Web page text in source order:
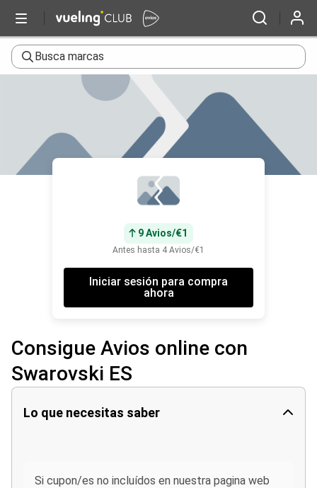
Busca marcas
9 Avios/€1
Antes hasta 4 Avios/€1
Iniciar sesión para compra
ahora
Consigue Avios online con
Swarovski ES
Lo que necesitas saber
Si cupon/es no incluídos en nuestra pagina web